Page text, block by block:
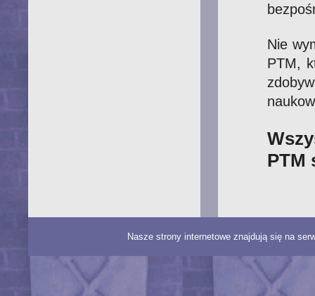
Nie
PTM,
PTM
Nasze strony internetowe znajdują się na